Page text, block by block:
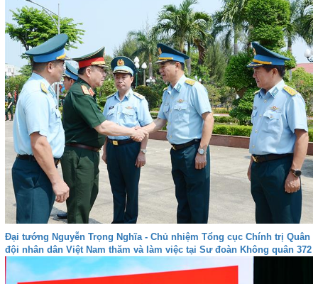
Đại tướng Nguyễn Trọng Nghĩa - Chủ nhiệm Tổng cục Chính trị Quân
đội nhân dân Việt Nam thăm và làm việc tại Sư đoàn Không quân 372